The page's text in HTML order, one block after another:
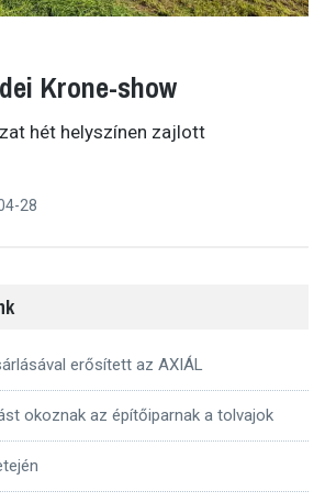
Krone-show
hét helyszínen zajlott
28
erősített az AXIÁL
okoznak az építőiparnak a tolvajok